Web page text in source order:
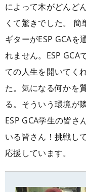
によって木がどんど
くて驚きでした。
ギターがESP GCAを
れません。ESP GCA
ての人生を開いてく
た。気になる何かを
る。そういう環境が
ESP GCA学生の皆さ
いる皆さん！挑戦し
応援しています。